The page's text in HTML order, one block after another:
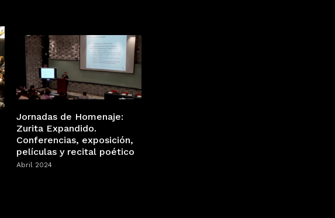
Jornadas de Homenaje:
Zurita Expandido.
Conferencias, exposición,
películas y recital poético
Abril 2024